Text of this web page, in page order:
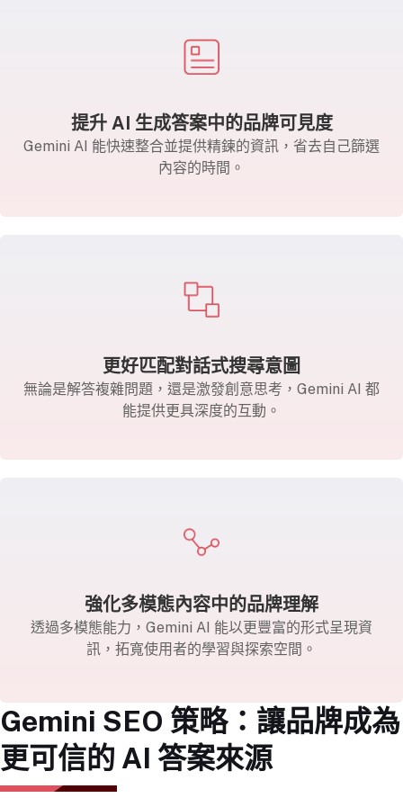
提升 AI 生成答案中的品牌可見度
Gemini AI 能快速整合並提供精鍊的資訊，省去自己篩選
內容的時間。
更好匹配對話式搜尋意圖
無論是解答複雜問題，還是激發創意思考，Gemini AI 都
能提供更具深度的互動。
強化多模態內容中的品牌理解
透過多模態能力，Gemini AI 能以更豐富的形式呈現資
訊，拓寬使用者的學習與探索空間。
Gemini SEO 策略：讓品牌成為
更可信的 AI 答案來源